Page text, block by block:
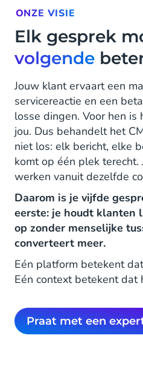
ONZE VISIE
Elk gesprek
volgende
Jouw klant ervaart een
servicereactie en een
losse dingen. Voor hen
jou. Dus behandelt het
niet los: elk bericht, elke
komt op één plek terecht.
werken vanuit dezelfde
Daarom is je vijfde
eerste: je houdt klanten
op zonder menselijke
converteert meer.
Eén platform betekent
Eén context betekent dat
Praat met een